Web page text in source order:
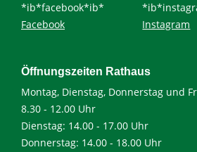
*ib*facebook*ib*
Facebook
Instagram
Öffnungszeiten Rathaus
Montag, Dienstag, Donnerstag und
8.30 - 12.00 Uhr
Dienstag: 14.00 - 17.00 Uhr
Donnerstag: 14.00 - 18.00 Uhr